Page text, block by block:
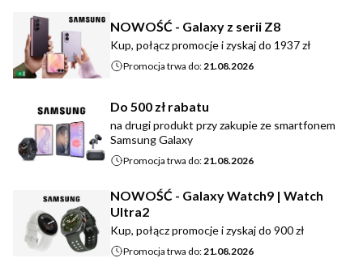
NOWOŚĆ - Galaxy z serii Z8
Kup, połącz promocje i zyskaj do 1937 zł
Promocja trwa do: 21.08.2026
Do 500 zł rabatu
na drugi produkt przy zakupie ze smartfonem
Samsung Galaxy
Promocja trwa do:21.08.2026
NOWOŚĆ - Galaxy Watch9 | Watch
Ultra2
Kup, połącz promocje i zyskaj do 900 zł
Promocja trwa do:21.08.2026